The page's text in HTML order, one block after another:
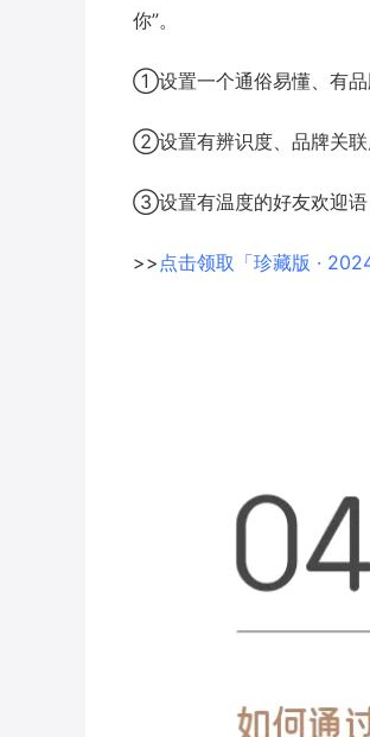
你”。
①设置一个通俗易懂、有品
②设置有辨识度、品牌关联
③设置有温度的好友欢迎语
>> 点击领取「珍藏版 ·